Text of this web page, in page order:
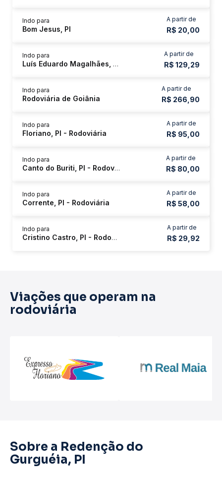
A partir de
R$ 20,00
Indo para
Bom Jesus, PI
A partir de
R$ 129,29
Indo para
Luís Eduardo Magalhães, BA
A partir de
R$ 266,90
Indo para
Rodoviária de Goiânia
A partir de
R$ 95,00
Indo para
Floriano, PI - Rodoviária
A partir de
R$ 80,00
Indo para
Canto do Buriti, PI - Rodoviária
A partir de
R$ 58,00
Indo para
Corrente, PI - Rodoviária
A partir de
R$ 29,92
Indo para
Cristino Castro, PI - Rodoviária
Viações que operam na
rodoviária
Sobre a Redenção do
Gurguéia, PI